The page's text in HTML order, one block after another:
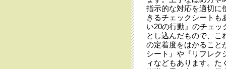
指示的な対応を適切に
きるチェックシートも
い20の行動』のチェ
とし込んだもので、こ
の定着度をはかること
シート』や『リフレク
ィなどもあります。た